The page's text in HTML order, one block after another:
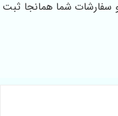
سفارشات شما همانجا ثبت